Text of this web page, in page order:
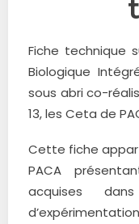
Fiche technique
Biologique
sous abri co-
13, les Ceta de
Cette fiche
PACA
acquises